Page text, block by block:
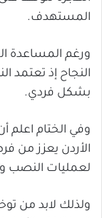
المستهدف.
ورغم المساعدة
النجاح إذ تعتمد
بشكل فردي.
وفي الختام اعلم
الأردن يعزز من
لعمليات النصب
ولذلك لابد من